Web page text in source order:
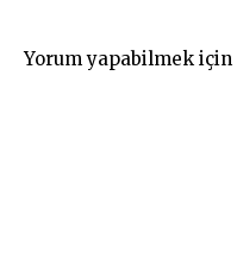
Yorum yapabilmek için